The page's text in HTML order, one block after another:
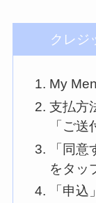
クレジ
My
支払方
「ご
「同
をタッ
「申